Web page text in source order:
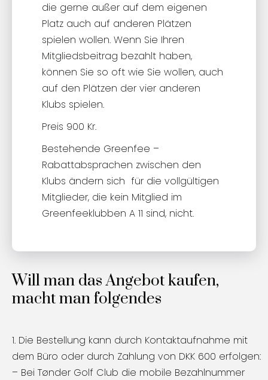
die gerne außer auf dem eigenen
Platz auch auf anderen Plätzen
spielen wollen. Wenn Sie Ihren
Mitgliedsbeitrag bezahlt haben,
können Sie so oft wie Sie wollen, auch
auf den Plätzen der vier anderen
Klubs spielen.
Preis 900 Kr.
Bestehende Greenfee –
Rabattabsprachen zwischen den
Klubs ändern sich für die vollgültigen
Mitglieder, die kein Mitglied im
Greenfeeklubben A 11 sind, nicht.
Will man das Angebot kaufen,
macht man folgendes
1. Die Bestellung kann durch Kontaktaufnahme mit
dem Büro oder durch Zahlung von DKK 600 erfolgen:
– Bei Tønder Golf Club die mobile Bezahlnummer